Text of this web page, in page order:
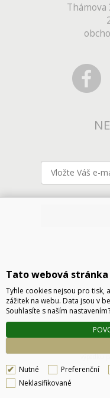
Thámova
Technické řešení © 2026
Podle zákona o evidenci tržeb je
je povinen zaevidovat přijatou
Tato webová
Tyhle cookies nejsou pro tisk,
zážitek na webu. Data jsou v
Souhlasíte s naším nastavením?
Nutné Preferenční
Neklasifikované